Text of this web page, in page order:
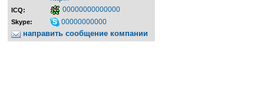
ICQ: 00000000000000
Skype: 00000000000
направить сообщение компании